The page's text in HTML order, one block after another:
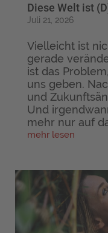
Diese Welt ist
Juli 21, 2026
Vielleicht ist
gerade
ist das
uns geben.
und
Und
mehr nur auf
mehr lesen